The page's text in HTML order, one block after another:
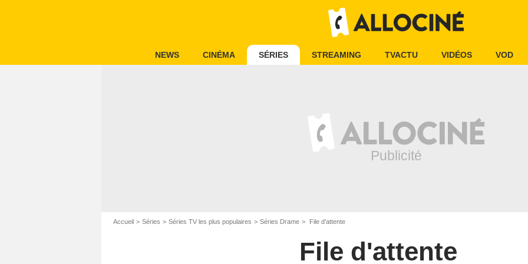
NEWS CINÉMA SÉRIES STREAMING TVACTU VIDÉOS VOD
Accueil Séries Séries TV les plus populaires Séries Drame File d'attente
File d'attente